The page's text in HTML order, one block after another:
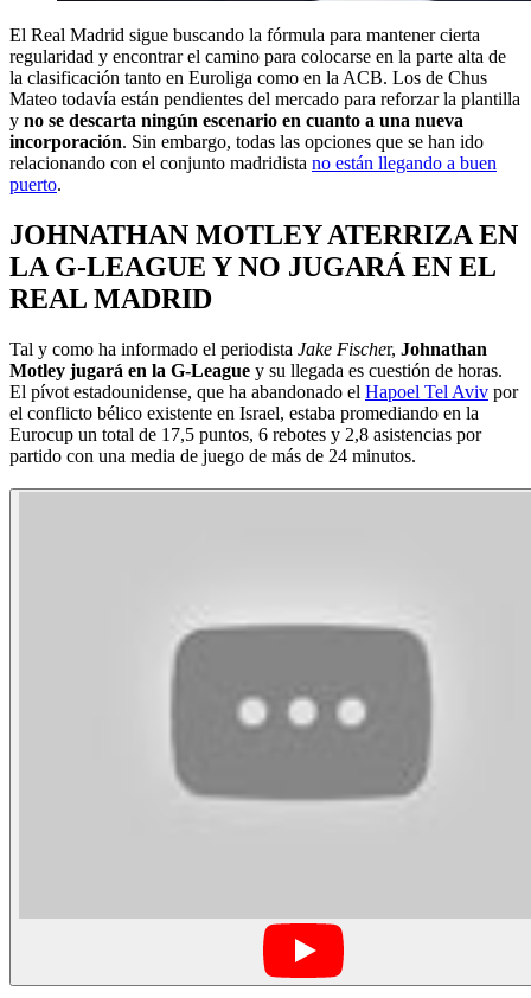
El Real Madrid sigue buscando la fórmula para mantener cierta
regularidad y encontrar el camino para colocarse en la parte alta de
la clasificación tanto en Euroliga como en la ACB. Los de Chus
Mateo todavía están pendientes del mercado para reforzar la plantilla
y no se descarta ningún escenario en cuanto a una nueva
incorporación. Sin embargo, todas las opciones que se han ido
relacionando con el conjunto madridista no están llegando a buen
puerto.
JOHNATHAN MOTLEY ATERRIZA EN
LA G-LEAGUE Y NO JUGARÁ EN EL
REAL MADRID
Tal y como ha informado el periodista Jake Fischer, Johnathan
Motley jugará en la G-League y su llegada es cuestión de horas.
El pívot estadounidense, que ha abandonado el Hapoel Tel Aviv por
el conflicto bélico existente en Israel, estaba promediando en la
Eurocup un total de 17,5 puntos, 6 rebotes y 2,8 asistencias por
partido con una media de juego de más de 24 minutos.